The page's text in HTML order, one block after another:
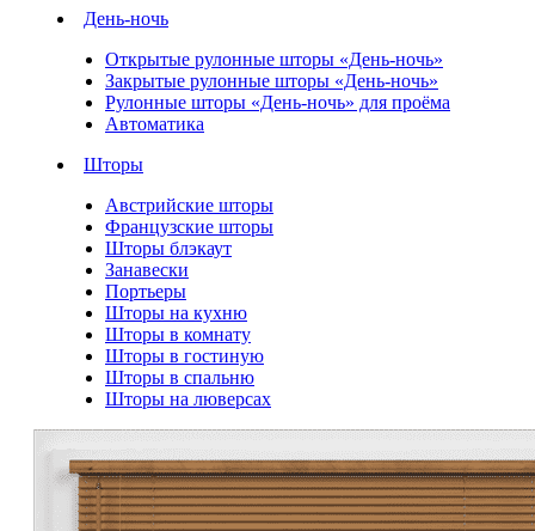
День-ночь
Открытые рулонные шторы «День-ночь»
Закрытые рулонные шторы «День-ночь»
Рулонные шторы «День-ночь» для проёма
Автоматика
Шторы
Австрийские шторы
Французские шторы
Шторы блэкаут
Занавески
Портьеры
Шторы на кухню
Шторы в комнату
Шторы в гостиную
Шторы в спальню
Шторы на люверсах